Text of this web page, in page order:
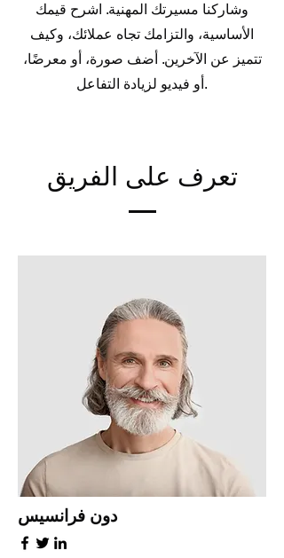
وشاركنا مسيرتك المهنية. اشرح قيمك
الأساسية، والتزامك تجاه عملائك، وكيف
تتميز عن الآخرين. أضف صورة، أو معرضًا،
أو فيديو لزيادة التفاعل.
تعرف على الفريق
دون فرانسيس